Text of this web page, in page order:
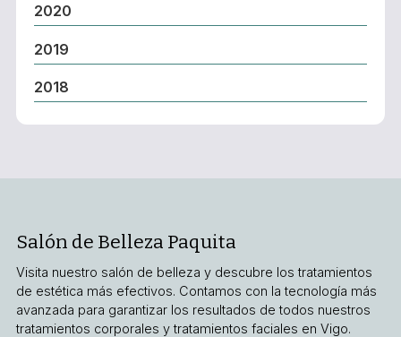
2020
2019
2018
Salón de Belleza Paquita
Visita nuestro salón de belleza y descubre los tratamientos
de estética más efectivos. Contamos con la tecnología más
avanzada para garantizar los resultados de todos nuestros
tratamientos corporales y tratamientos faciales en Vigo.